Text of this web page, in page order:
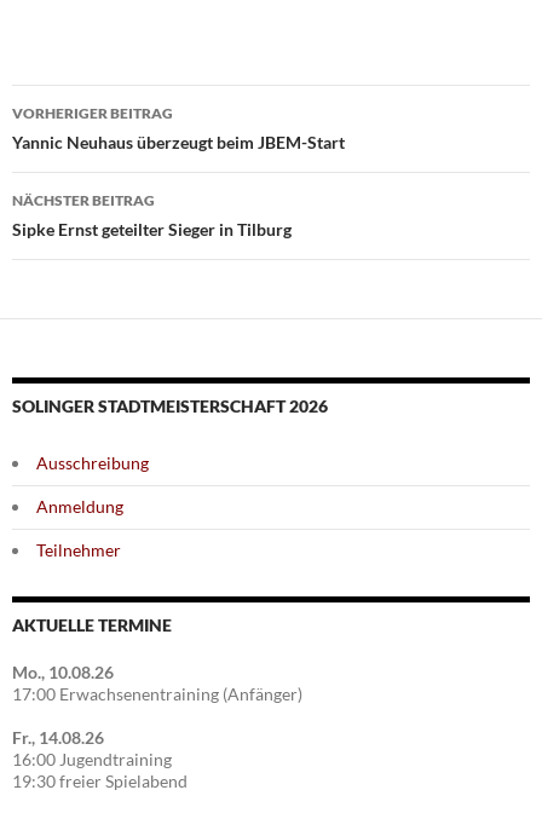
Beitragsnavigation
VORHERIGER BEITRAG
Yannic Neuhaus überzeugt beim JBEM-Start
NÄCHSTER BEITRAG
Sipke Ernst geteilter Sieger in Tilburg
SOLINGER STADTMEISTERSCHAFT 2026
Ausschreibung
Anmeldung
Teilnehmer
AKTUELLE TERMINE
Mo., 10.08.26
17:00 Erwachsenentraining (Anfänger)
Fr., 14.08.26
16:00 Jugendtraining
19:30 freier Spielabend